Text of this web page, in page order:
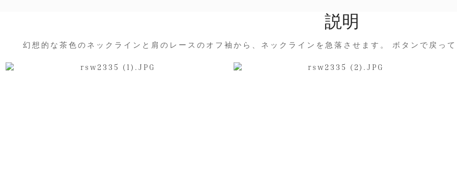
説明
幻想的な茶色のネックラインと肩のレースのオフ袖から、ネックラインを急落させます。 ボタンで戻っ